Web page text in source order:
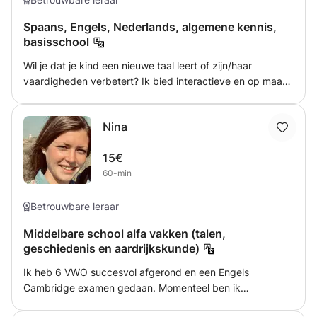
Spaans, Engels, Nederlands, algemene kennis,
basisschool
Wil je dat je kind een nieuwe taal leert of zijn/haar
vaardigheden verbetert? Ik bied interactieve en op maat
niveau, thuis en online. Ik bied op maat gemaakte lessen
aan. De lesprogramma's zijn aangepast aan het niveau en
de leerstijl van het kind om maximale vooruitgang te
garanderen. Engels voor kinderen en tieners:
spreekvaardigheidstraining Leuke en leerzame
Nederlands voor kinderen en tieners: Grondige basis in
woordenschat en grammatica Schrijfvaardigheid
Begrijpend lezen Spaans voor kinderen en tieners:
Introductie tot basisgrammatica en alledaagse
landen Praktische oefeningen voor een betere uitspraak
Nina
15€
60-min
Betrouwbare leraar
Middelbare school alfa vakken (talen,
geschiedenis en aardrijkskunde)
Ik heb 6 VWO succesvol afgerond en een Engels
Cambridge examen gedaan. Momenteel ben ik